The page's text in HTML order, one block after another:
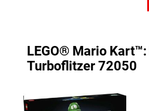
LEGO® Mario
Turboflitzer 72050